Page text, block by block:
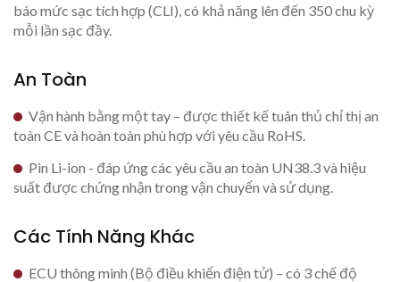
báo mức sạc tích hợp (CLI), có khả năng lên đến 350 chu kỳ
mỗi lần sạc đầy.
An Toàn
Vận hành bằng một tay – được thiết kế tuân thủ chỉ thị an
toàn CE và hoàn toàn phù hợp với yêu cầu RoHS.
Pin Li-ion - đáp ứng các yêu cầu an toàn UN38.3 và hiệu
suất được chứng nhận trong vận chuyển và sử dụng.
Các Tính Năng Khác
ECU thông minh (Bộ điều khiển điện tử) – có 3 chế độ